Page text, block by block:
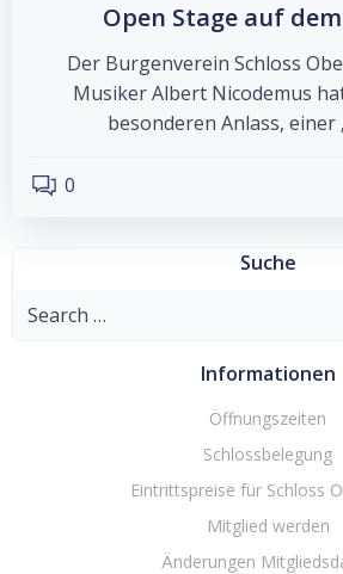
Open Stage auf
Der Burgenverein Schloss
Musiker Albert Nicodemus
besonderen Anlass, einer
0
Suche
Search
Informationen
Öffnungszeiten
Schlossbelegung
Eintrittspreise für Schloss
Mitglied werden
Änderungen